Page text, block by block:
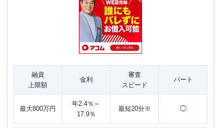
融資
上限額
金利
審査
スピード
パート
最大800万円
年2.4％～
17.9％
最短20分※ ◯